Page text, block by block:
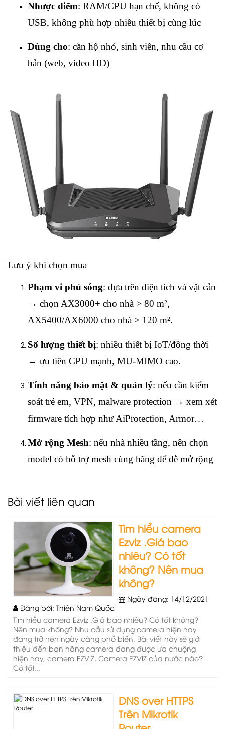
Nhược điểm: RAM/CPU hạn chế, không có
USB, không phù hợp nhiều thiết bị cùng lúc
Dùng cho: căn hộ nhỏ, sinh viên, nhu cầu cơ
bản (web, video HD)
Lưu ý khi chọn mua
Phạm vi phủ sóng: dựa trên diện tích và vật cản
→ chọn AX3000+ cho nhà > 80 m²,
AX5400/AX6000 cho nhà > 120 m².
Số lượng thiết bị: nhiều thiết bị IoT/đồng thời
→ ưu tiên CPU mạnh, MU‑MIMO cao.
Tính năng bảo mật & quản lý: nếu cần kiểm
soát trẻ em, VPN, malware protection → xem xét
firmware tích hợp như AiProtection, Armor…
Mở rộng Mesh: nếu nhà nhiều tầng, nên chọn
model có hỗ trợ mesh cùng hãng để dễ mở rộng
Bài viết liên quan
Tìm hiểu camera
Ezviz .Giá bao
nhiêu? Có tốt
không? Nên mua
không?
Ngày đăng: 14/12/2021
Đăng bởi: Thiên Nam Quốc
Tìm hiểu camera Ezviz .Giá bao nhiêu? Có tốt không?
Nên mua không? Nhu cầu sử dụng camera hiện nay
đang trở nên ngày càng phổ biến. Bài viết này sẽ giới
thiệu đến bạn hãng camera đang được ưa chuộng
hiện nay, camera EZVIZ. Camera EZVIZ của nước nào?
Có tốt...
DNS over HTTPS
Trên Mikrotik